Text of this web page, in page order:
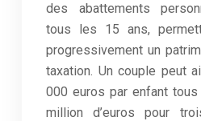
des abattements
tous les 15 ans,
progressivement un
taxation. Un couple peut
000 euros par enfant
million d’euros pour